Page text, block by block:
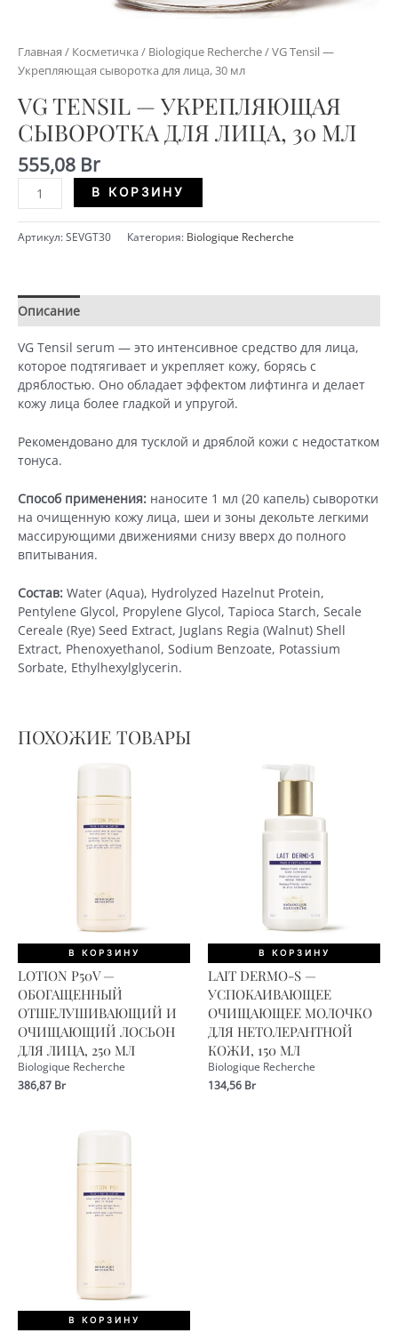
Главная / Косметичка / Biologique Recherche/ VG Tensil —
Укрепляющая сыворотка для лица, 30 мл
VG TENSIL — УКРЕПЛЯЮЩАЯ
СЫВОРОТКА ДЛЯ ЛИЦА, 30 МЛ
555,08 Br
Количество
VG
Tensil
-
для
лица,
мл
В КОРЗИНУ
Артикул:SEVGT30 Категория: Biologique Recherche
Описание
VG Tensil serum — это интенсивное средство для лица,
которое подтягивает и укрепляет кожу, борясь с
дряблостью. Оно обладает эффектом лифтинга и делает
кожу лица более гладкой и упругой.
Рекомендовано для тусклой и дряблой кожи с недостатком
тонуса.
Способ применения: наносите 1 мл (20 капель) сыворотки
на очищенную кожу лица, шеи и зоны декольте легкими
массирующими движениями снизу вверх до полного
впитывания.
Состав: Water (Aqua), Hydrolyzed Hazelnut Protein,
Pentylene Glycol, Propylene Glycol, Tapioca Starch, Secale
Cereale (Rye) Seed Extract, Juglans Regia (Walnut) Shell
Extract, Phenoxyethanol, Sodium Benzoate, Potassium
Sorbate, Ethylhexylglycerin.
ПОХОЖИЕ ТОВАРЫ
В КОРЗИНУ
LOTION P50V —
ОБОГАЩЕННЫЙ
ОТШЕЛУШИВАЮЩИЙ И
ОЧИЩАЮЩИЙ ЛОСЬОН
ДЛЯ ЛИЦА, 250 МЛ
Biologique Recherche
386,87 Br
В КОРЗИНУ
LAIT DERMO-S —
УСПОКАИВАЮЩЕЕ
ОЧИЩАЮЩЕЕ МОЛОЧКО
ДЛЯ НЕТОЛЕРАНТНОЙ
КОЖИ, 150 МЛ
Biologique Recherche
134,56 Br
В КОРЗИНУ